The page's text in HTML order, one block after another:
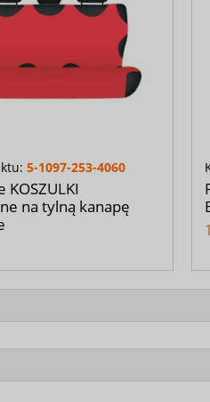
5-1097-253-4060
KOSZULKI
na tylną kanapę